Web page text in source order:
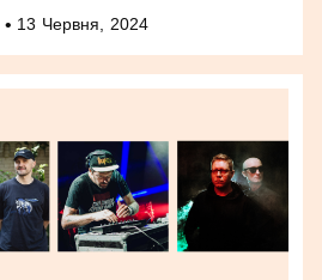
• 13 Червня, 2024